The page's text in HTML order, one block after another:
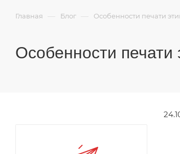
Главная — Блог — Особенности печати
Особенности печати